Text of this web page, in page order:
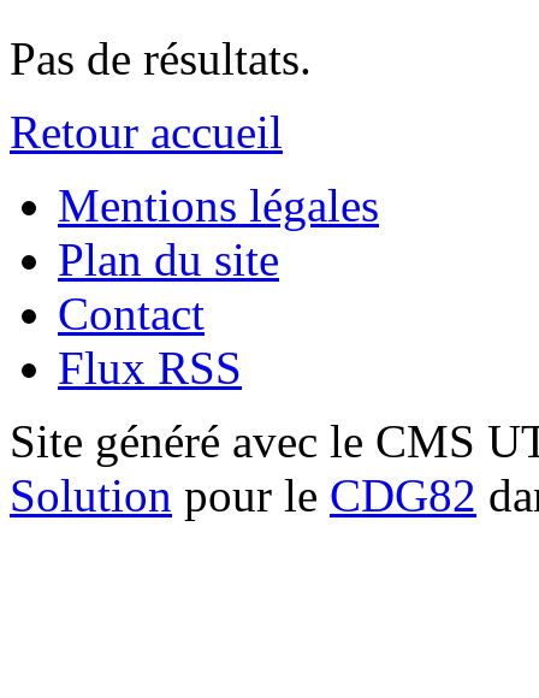
Pas de résultats.
Retour accueil
Mentions légales
Plan du site
Contact
Flux RSS
Site généré avec le CMS
Solution pour le CDG82